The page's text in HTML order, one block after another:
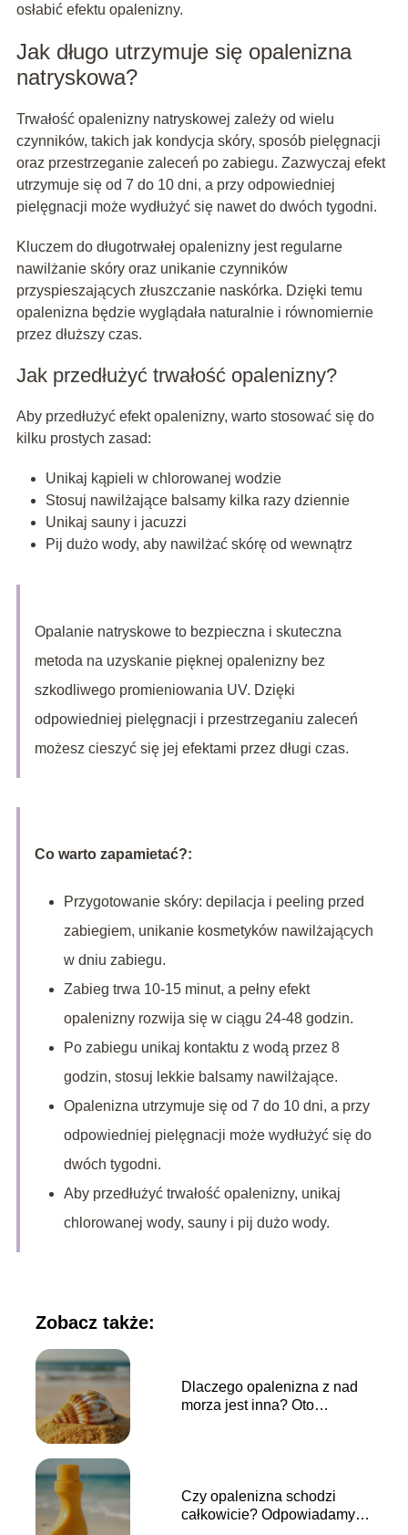
osłabić efektu opalenizny.
Jak długo utrzymuje się opalenizna
natryskowa?
Trwałość opalenizny natryskowej zależy od wielu
czynników, takich jak kondycja skóry, sposób pielęgnacji
oraz przestrzeganie zaleceń po zabiegu. Zazwyczaj efekt
utrzymuje się od 7 do 10 dni, a przy odpowiedniej
pielęgnacji może wydłużyć się nawet do dwóch tygodni.
Kluczem do długotrwałej opalenizny jest regularne
nawilżanie skóry oraz unikanie czynników
przyspieszających złuszczanie naskórka. Dzięki temu
opalenizna będzie wyglądała naturalnie i równomiernie
przez dłuższy czas.
Jak przedłużyć trwałość opalenizny?
Aby przedłużyć efekt opalenizny, warto stosować się do
kilku prostych zasad:
Unikaj kąpieli w chlorowanej wodzie
Stosuj nawilżające balsamy kilka razy dziennie
Unikaj sauny i jacuzzi
Pij dużo wody, aby nawilżać skórę od wewnątrz
Opalanie natryskowe to bezpieczna i skuteczna
metoda na uzyskanie pięknej opalenizny bez
szkodliwego promieniowania UV. Dzięki
odpowiedniej pielęgnacji i przestrzeganiu zaleceń
możesz cieszyć się jej efektami przez długi czas.
Co warto zapamietać?:
Przygotowanie skóry: depilacja i peeling przed
zabiegiem, unikanie kosmetyków nawilżających
w dniu zabiegu.
Zabieg trwa 10-15 minut, a pełny efekt
opalenizny rozwija się w ciągu 24-48 godzin.
Po zabiegu unikaj kontaktu z wodą przez 8
godzin, stosuj lekkie balsamy nawilżające.
Opalenizna utrzymuje się od 7 do 10 dni, a przy
odpowiedniej pielęgnacji może wydłużyć się do
dwóch tygodni.
Aby przedłużyć trwałość opalenizny, unikaj
chlorowanej wody, sauny i pij dużo wody.
Zobacz także:
Dlaczego opalenizna z nad
morza jest inna? Oto
Czy opalenizna schodzi
całkowicie? Odpowiadamy